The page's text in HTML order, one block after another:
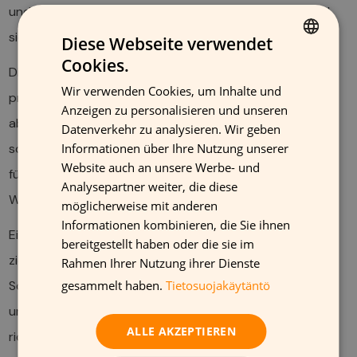
und langfristig zur Umsatzsteigerung beiträgt, während
sie gleichzeitig das professionelle Image stärken.
Die erhöhte Sichtbarkeit
professionelle Gestaltung, die sich von der Umgebung
abhebt. Potenzielle Kunden bemerken Ihr Geschäft
schneller und prägen sich den Standort besser ein. Dies
führt zu mehr spontanen Besuchen und
Weiterempfehlungen.
Eine verbesserte Kundenansprache erfolgt durch
zielgerichtete visuelle Kommunikation. Gebrandete
Schilder vermitteln sofort, wofür Ihr Unternehmen steht
und welche Zielgruppe Sie ansprechen. Dies zieht die
richtigen Kunden an und reduziert Streuverluste.
GERMAN
ENGLISH
Diese Webseite verwendet
Cookies.
Wir verwenden Cookies, um Inhalte und
Anzeigen zu personalisieren und unseren
Datenverkehr zu analysieren. Wir geben
Informationen über Ihre Nutzung unserer
Website auch an unsere Werbe- und
Analysepartner weiter, die diese
möglicherweise mit anderen
Informationen kombinieren, die Sie ihnen
bereitgestellt haben oder die sie im
Rahmen Ihrer Nutzung ihrer Dienste
gesammelt haben. Tietosuojakäytäntö
ALLE AKZEPTIEREN